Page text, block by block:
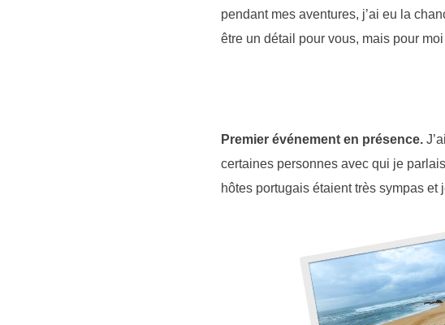
pendant mes aventures, j’ai eu la
être un détail pour vous, mais pour
Premier événement en présence.
certaines personnes avec qui je
hôtes portugais étaient très sympas